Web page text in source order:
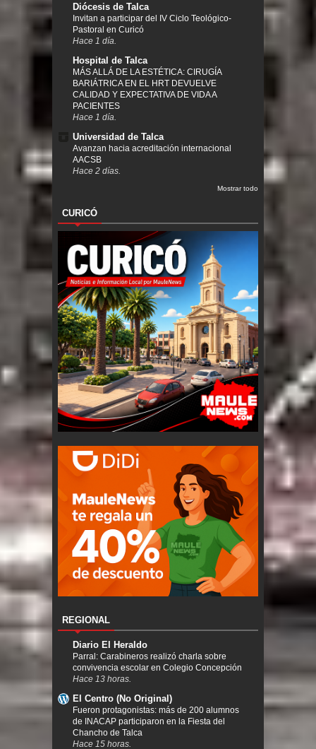
Diócesis de Talca
Invitan a participar del IV Ciclo Teológico-
Pastoral en Curicó
Hace 1 día.
Hospital de Talca
MÁS ALLÁ DE LA ESTÉTICA: CIRUGÍA
BARIÁTRICA EN EL HRT DEVUELVE
CALIDAD Y EXPECTATIVA DE VIDA A
PACIENTES
Hace 1 día.
Universidad de Talca
Avanzan hacia acreditación internacional
AACSB
Hace 2 días.
Mostrar todo
CURICÓ
REGIONAL
Diario El Heraldo
Parral: Carabineros realizó charla sobre
convivencia escolar en Colegio Concepción
Hace 13 horas.
El Centro (No Original)
Fueron protagonistas: más de 200 alumnos
de INACAP participaron en la Fiesta del
Chancho de Talca
Hace 15 horas.